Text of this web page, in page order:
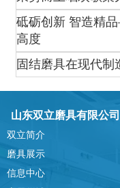
砥砺创新 智造精
高度
固结磨具在现代制
山东双立磨具有限公司
双立简介
磨具展示
信息中心